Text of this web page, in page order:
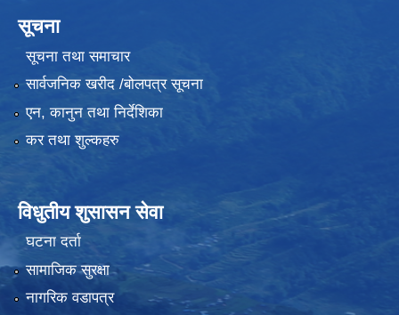
सूचना
सूचना तथा समाचार
सार्वजनिक खरीद /बोलपत्र सूचना
एन, कानुन तथा निर्देशिका
कर तथा शुल्कहरु
विधुतीय शुसासन सेवा
घटना दर्ता
सामाजिक सुरक्षा
नागरिक वडापत्र